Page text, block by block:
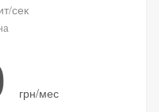
сек
грн/мес